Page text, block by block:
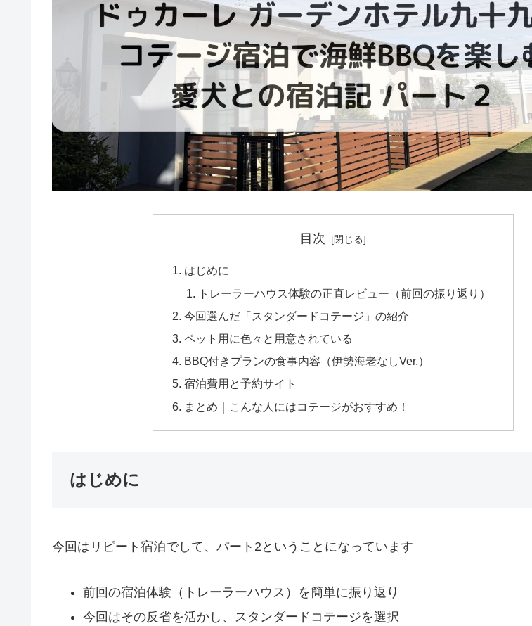
目次
はじめに
トレーラーハウス体験の正直レビュー（前回の振り返り）
今回選んだ「スタンダードコテージ」の紹介
ペット用に色々と用意されている
BBQ付きプランの食事内容（伊勢海老なしVer.）
宿泊費用と予約サイト
まとめ｜こんな人にはコテージがおすすめ！
はじめに
今回はリピート宿泊でして、パート2ということになっています
前回の宿泊体験（トレーラーハウス）を簡単に振り返り
今回はその反省を活かし、スタンダードコテージを選択